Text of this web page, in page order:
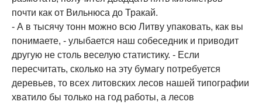
почти как от Вильнюса до Тракай.
- А в тысячу тонн можно всю Литву упаковать, как вы
понимаете, - улыбается наш собеседник и приводит
другую не столь веселую статистику. - Если
пересчитать, сколько на эту бумагу потребуется
деревьев, то всех литовских лесов нашей типографии
хватило бы только на год работы, а лесов